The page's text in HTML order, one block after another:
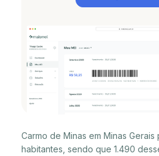
Carmo de Minas em Minas Gerais
habitantes, sendo que 1.490